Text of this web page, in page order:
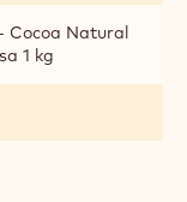
Cocoa Natural
1 kg